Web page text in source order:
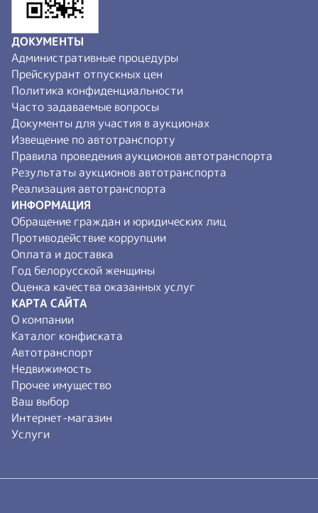
ДОКУМЕНТЫ
Административные процедуры
Прейскурант отпускных цен
Политика конфиденциальности
Часто задаваемые вопросы
Документы для участия в аукционах
Извещение по автотранспорту
Правила проведения аукционов автотранспорта
Результаты аукционов автотранспорта
Реализация автотранспорта
ИНФОРМАЦИЯ
Обращение граждан и юридических лиц
Противодействие коррупции
Оплата и доставка
Год белорусской женщины
Оценка качества оказанных услуг
КАРТА САЙТА
О компании
Каталог конфиската
Автотранспорт
Недвижимость
Прочее имущество
Ваш выбор
Интернет-магазин
Услуги